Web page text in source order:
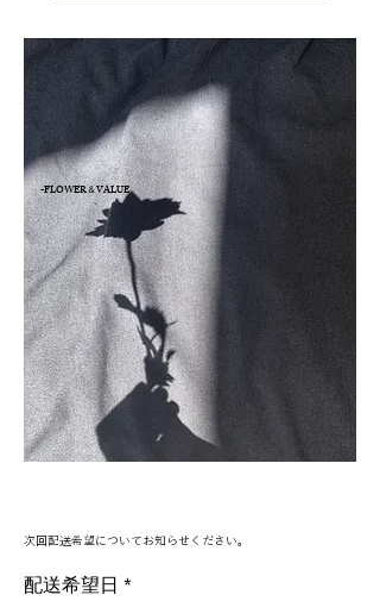
-FLOWER＆VALUE
次回配送希望についてお知らせください。
配送希望日 *